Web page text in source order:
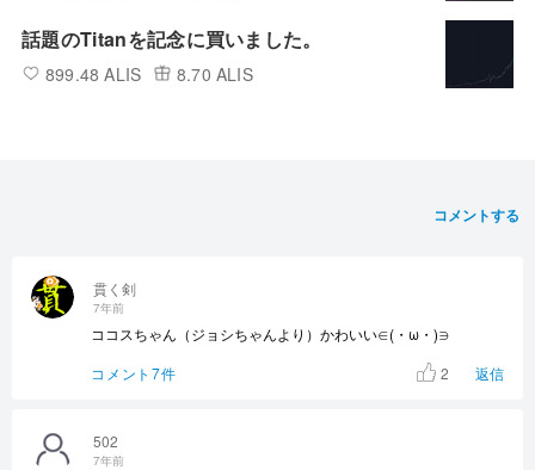
話題のTitanを記念に買いました。
899.48 ALIS 8.70 ALIS
コメントする
502
7年前
貫く剣
7年前
ココスちゃん（ジョシちゃんより）かわいい∈(・ω・)∋
コメント7件
2 返信